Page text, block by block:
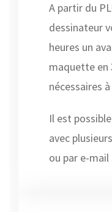
A partir du
dessinateur
heures un
maquette en
nécessaires
Il est
avec
ou par e-mail